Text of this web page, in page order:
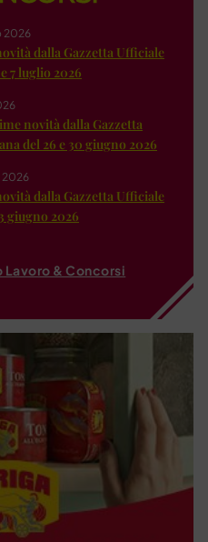
2026
dalla Gazzetta Ufficiale
7 luglio 2026
novità dalla Gazzetta
del 26 e 30 giugno 2026
2026
dalla Gazzetta Ufficiale
giugno 2026
& Concorsi